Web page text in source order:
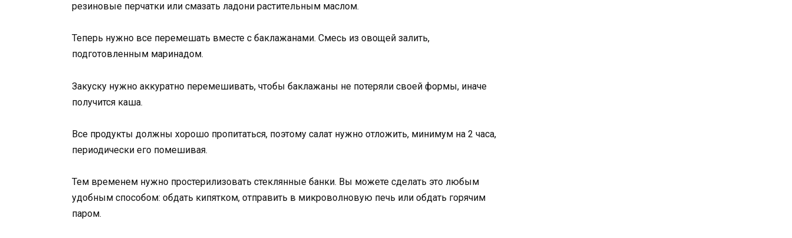
резиновые перчатки или смазать ладони растительным маслом.
Теперь нужно все перемешать вместе с баклажанами. Смесь из овощей залить,
подготовленным маринадом.
Закуску нужно аккуратно перемешивать, чтобы баклажаны не потеряли своей формы, иначе
получится каша.
Все продукты должны хорошо пропитаться, поэтому салат нужно отложить, минимум на 2 часа,
периодически его помешивая.
Тем временем нужно простерилизовать стеклянные банки. Вы можете сделать это любым
удобным способом: обдать кипятком, отправить в микроволновую печь или обдать горячим
паром.